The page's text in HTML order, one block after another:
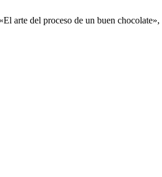
arte del proceso de un buen chocolate»,